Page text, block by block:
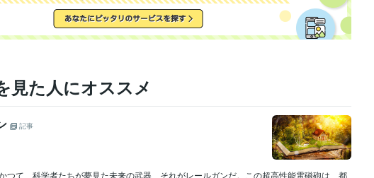
見た人にオススメ
記事
つて、科学者たちが夢見た未来の武器、それがレールガンだ。この超高性能電磁砲は、都